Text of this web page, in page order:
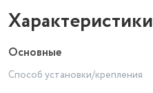
Характеристики
Основные
Способ установки/крепления